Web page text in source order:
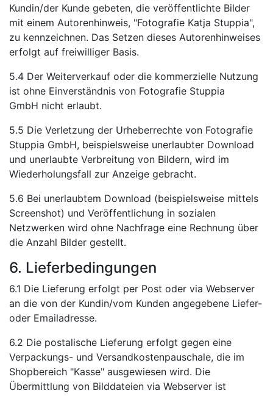
Kundin/der Kunde gebeten, die veröffentlichte Bilder
mit einem Autorenhinweis, "Fotografie Katja Stuppia",
zu kennzeichnen. Das Setzen dieses Autorenhinweises
erfolgt auf freiwilliger Basis.
5.4 Der Weiterverkauf oder die kommerzielle Nutzung
ist ohne Einverständnis von Fotografie Stuppia
GmbH nicht erlaubt.
5.5 Die Verletzung der Urheberrechte von Fotografie
Stuppia GmbH, beispielsweise unerlaubter Download
und unerlaubte Verbreitung von Bildern, wird im
Wiederholungsfall zur Anzeige gebracht.
5.6 Bei unerlaubtem Download (beispielsweise mittels
Screenshot) und Veröffentlichung in sozialen
Netzwerken wird ohne Nachfrage eine Rechnung über
die Anzahl Bilder gestellt.
6. Lieferbedingungen
6.1 Die Lieferung erfolgt per Post oder via Webserver
an die von der Kundin/vom Kunden angegebene Liefer-
oder Emailadresse.
6.2 Die postalische Lieferung erfolgt gegen eine
Verpackungs- und Versandkostenpauschale, die im
Shopbereich "Kasse" ausgewiesen wird. Die
Übermittlung von Bilddateien via Webserver ist